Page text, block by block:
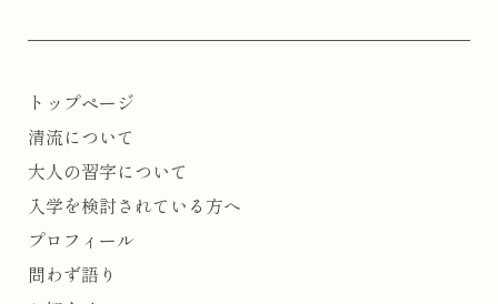
トップページ
清流について
大人の習字について
入学を検討されている方へ
プロフィール
問わず語り